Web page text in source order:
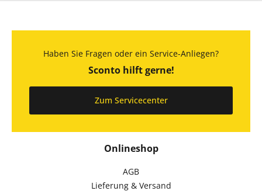
Onlineshop
AGB
Lieferung & Versand
Haben Sie Fragen oder ein Service-Anliegen?
Sconto hilft gerne!
Zum Servicecenter